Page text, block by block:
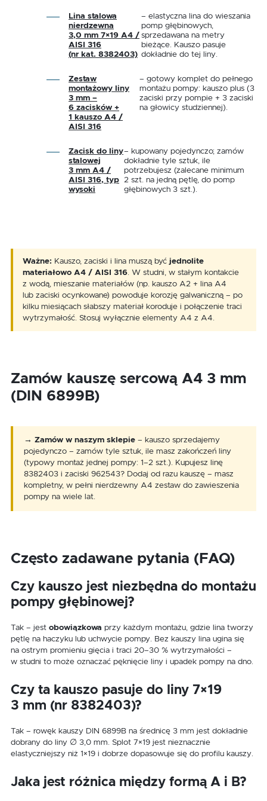
Lina stalowa
nierdzewna
3,0 mm 7×19 A4 /
AISI 316
(nr kat. 8382403)
– elastyczna lina do wieszania
pomp głębinowych,
sprzedawana na metry
bieżące. Kauszo pasuje
dokładnie do tej liny.
Zestaw
montażowy liny
3 mm –
6 zacisków +
1 kauszo A4 /
AISI 316
– gotowy komplet do pełnego
montażu pompy: kauszo plus (3
zaciski przy pompie + 3 zaciski
na głowicy studziennej).
Zacisk do liny
stalowej
3 mm A4 /
AISI 316, typ
wysoki
– kupowany pojedynczo; zamów
dokładnie tyle sztuk, ile
potrzebujesz (zalecane minimum
2 szt. na jedną pętlę, do pomp
głębinowych 3 szt.).
Ważne: Kauszo, zaciski i lina muszą być jednolite
materiałowo A4 / AISI 316. W studni, w stałym kontakcie
z wodą, mieszanie materiałów (np. kauszo A2 + lina A4
lub zaciski ocynkowane) powoduje korozję galwaniczną – po
kilku miesiącach słabszy materiał koroduje i połączenie traci
wytrzymałość. Stosuj wyłącznie elementy A4 z A4.
Zamów kauszę sercową A4 3 mm
(DIN 6899B)
→ Zamów w naszym sklepie – kauszo sprzedajemy
pojedynczo – zamów tyle sztuk, ile masz zakończeń liny
(typowy montaż jednej pompy: 1–2 szt.). Kupujesz linę
8382403 i zaciski 962543? Dodaj od razu kauszę – masz
kompletny, w pełni nierdzewny A4 zestaw do zawieszenia
pompy na wiele lat.
Często zadawane pytania (FAQ)
Czy kauszo jest niezbędna do montażu
pompy głębinowej?
Tak – jest obowiązkowa przy każdym montażu, gdzie lina tworzy
pętlę na haczyku lub uchwycie pompy. Bez kauszy lina ugina się
na ostrym promieniu gięcia i traci 20–30 % wytrzymałości –
w studni to może oznaczać pęknięcie liny i upadek pompy na dno.
Czy ta kauszo pasuje do liny 7×19
3 mm (nr 8382403)?
Tak – rowęk kauszy DIN 6899B na średnicę 3 mm jest dokładnie
dobrany do liny ∅ 3,0 mm. Splot 7×19 jest nieznacznie
elastyczniejszy niż 1×19 i dobrze dopasowuje się do profilu kauszy.
Jaka jest różnica między formą A i B?